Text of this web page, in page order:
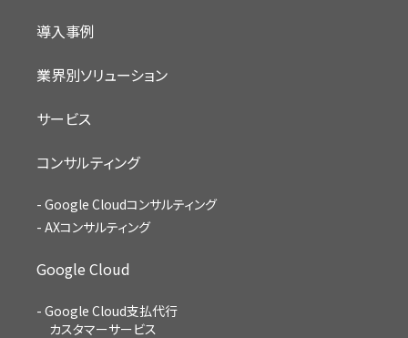
導入事例
業界別ソリューション
サービス
コンサルティング
Google Cloudコンサルティング
AXコンサルティング
Google Cloud
Google Cloud支払代行
カスタマーサービス